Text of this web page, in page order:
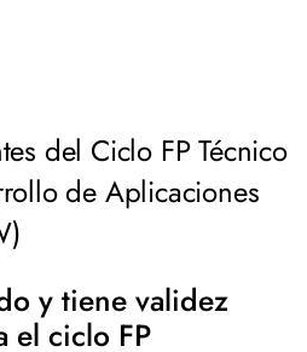
del Ciclo FP Técnico
de Aplicaciones
y tiene validez
el ciclo FP